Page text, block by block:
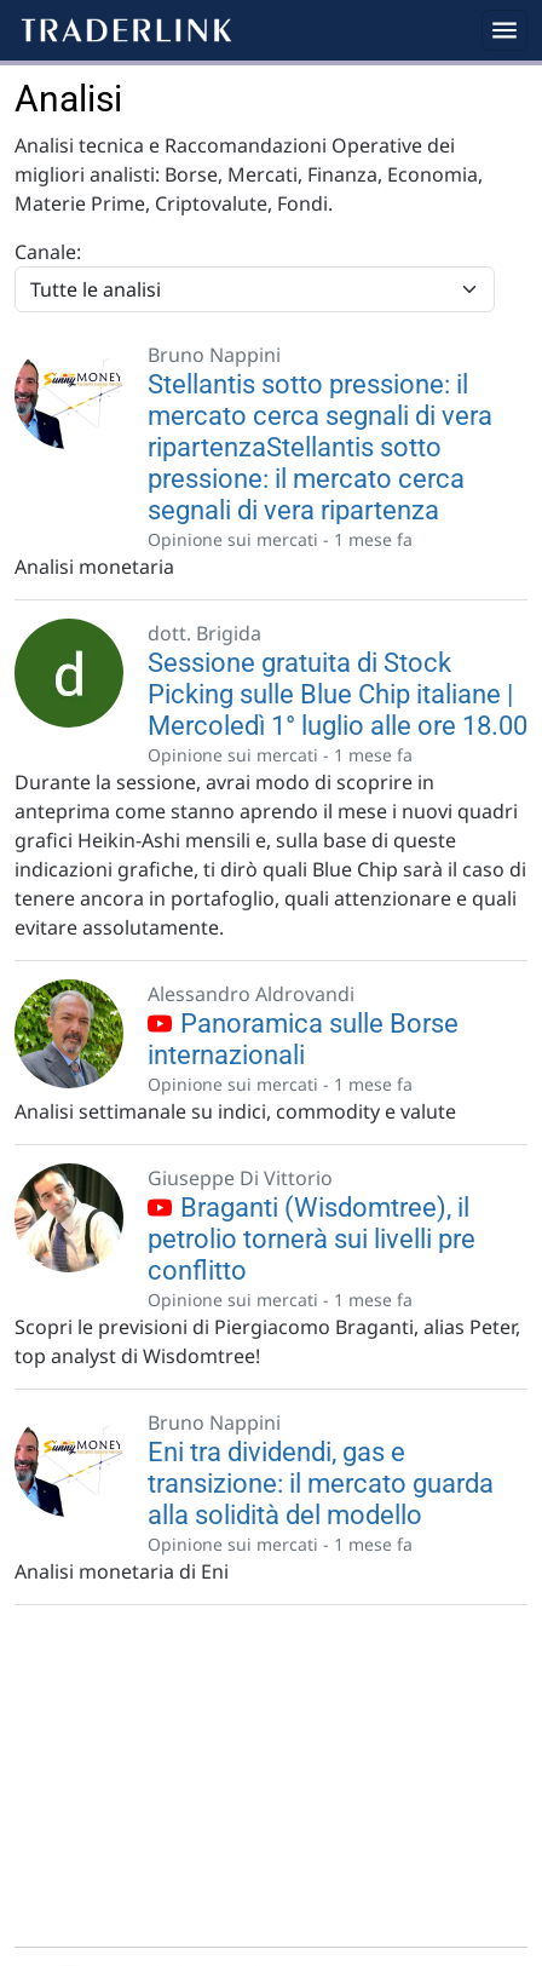
Analisi
Analisi tecnica e Raccomandazioni Operative dei
migliori analisti: Borse, Mercati, Finanza, Economia,
Materie Prime, Criptovalute, Fondi.
Canale:
Bruno Nappini
Stellantis sotto pressione: il
mercato cerca segnali di vera
ripartenzaStellantis sotto
pressione: il mercato cerca
segnali di vera ripartenza
Opinione sui mercati - 1 mese fa
Analisi monetaria
dott. Brigida
Sessione gratuita di Stock
Picking sulle Blue Chip italiane |
Mercoledì 1° luglio alle ore 18.00
Opinione sui mercati - 1 mese fa
Durante la sessione, avrai modo di scoprire in
anteprima come stanno aprendo il mese i nuovi quadri
grafici Heikin-Ashi mensili e, sulla base di queste
indicazioni grafiche, ti dirò quali Blue Chip sarà il caso di
tenere ancora in portafoglio, quali attenzionare e quali
evitare assolutamente.
Alessandro Aldrovandi
internazionali
Opinione sui mercati - 1 mese fa
Analisi settimanale su indici, commodity e valute
Giuseppe Di Vittorio
petrolio tornerà sui livelli pre
conflitto
Opinione sui mercati - 1 mese fa
Scopri le previsioni di Piergiacomo Braganti, alias Peter,
top analyst di Wisdomtree!
Bruno Nappini
Eni tra dividendi, gas e
transizione: il mercato guarda
alla solidità del modello
Opinione sui mercati - 1 mese fa
Analisi monetaria di Eni